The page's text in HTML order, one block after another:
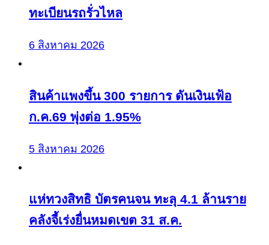
ทะเบียนรถรั่วไหล
6 สิงหาคม 2026
สินค้าแพงขึ้น 300 รายการ ดันเงินเฟ้อ
ก.ค.69 พุ่งต่อ 1.95%
5 สิงหาคม 2026
แห่ทวงสิทธิ บัตรคนจน ทะลุ 4.1 ล้านราย
คลังจี้เร่งยื่นหมดเขต 31 ส.ค.